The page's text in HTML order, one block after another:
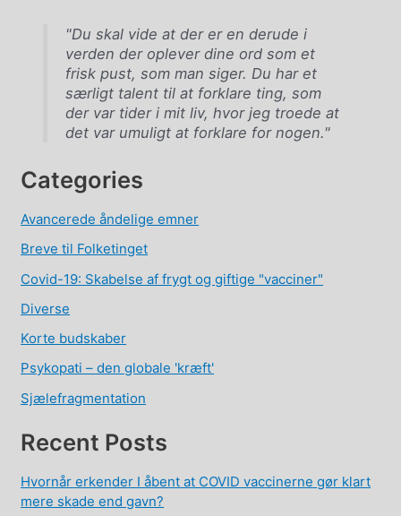
"Du skal vide at der er en derude i
verden der oplever dine ord som et
frisk pust, som man siger. Du har et
særligt talent til at forklare ting, som
der var tider i mit liv, hvor jeg troede at
det var umuligt at forklare for nogen."
Categories
Avancerede åndelige emner
Breve til Folketinget
Covid-19: Skabelse af frygt og giftige "vacciner"
Diverse
Korte budskaber
Psykopati – den globale 'kræft'
Sjælefragmentation
Recent Posts
Hvornår erkender I åbent at COVID vaccinerne gør klart
mere skade end gavn?